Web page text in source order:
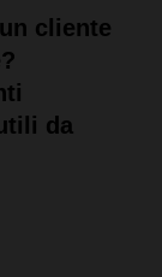
cliente
da